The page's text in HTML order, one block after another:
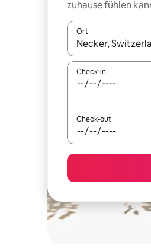
zuhause fühlen
Ort
Wenn Ergebnisse
Check-in
Check-out